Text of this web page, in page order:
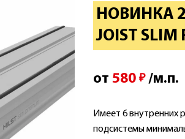
НОВИНКА
JOIST
от 580 ₽ /м.п.
Имеет 6 внутренних
подсистемы